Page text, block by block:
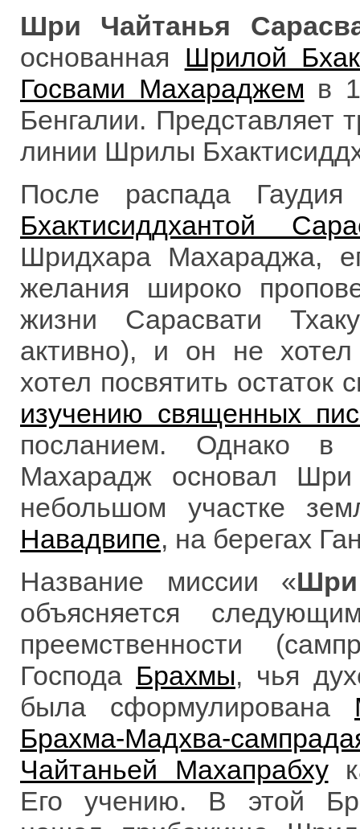
Шри Чайтанья
основанная Шрилой
Госвами Махараджем в
Бенгалии. Представляет
линии Шрилы
После распада
Бхактисиддхантой
Шридхара Махараджа,
желания широко
жизни Сарасвати
активно), и он не
хотел посвятить остаток
изучению священных
посланием. Однако
Махарадж основал
небольшом участке
Навадвипе, на берегах
Название миссии «
объясняется
преемственности
Господа Брахмы, чья
была сформулирована
Брахма-Мадхва-
Чайтаньей Махапрабху
Его учению. В этой